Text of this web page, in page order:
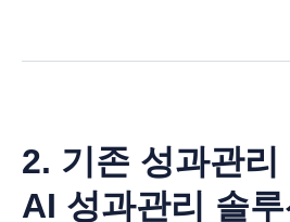
2. 기존 성과관리
AI 성과관리 솔루